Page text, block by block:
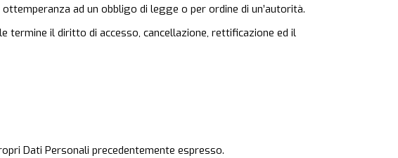
ad un obbligo di legge o per ordine di un’autorità.
termine il diritto di accesso, cancellazione, rettificazione ed il
Dati Personali precedentemente espresso.